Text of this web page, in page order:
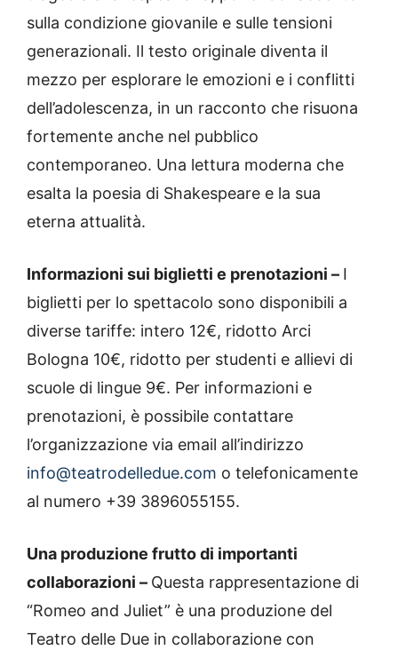
sulla condizione giovanile e sulle tensioni
generazionali. Il testo originale diventa il
mezzo per esplorare le emozioni e i conflitti
dell’adolescenza, in un racconto che risuona
fortemente anche nel pubblico
contemporaneo. Una lettura moderna che
esalta la poesia di Shakespeare e la sua
eterna attualità.
Informazioni sui biglietti e prenotazioni – I
biglietti per lo spettacolo sono disponibili a
diverse tariffe: intero 12€, ridotto Arci
Bologna 10€, ridotto per studenti e allievi di
scuole di lingue 9€. Per informazioni e
prenotazioni, è possibile contattare
l’organizzazione via email all’indirizzo
info@teatrodelledue.com o telefonicamente
al numero +39 3896055155.
Una produzione frutto di importanti
collaborazioni – Questa rappresentazione di
“Romeo and Juliet” è una produzione del
Teatro delle Due in collaborazione con